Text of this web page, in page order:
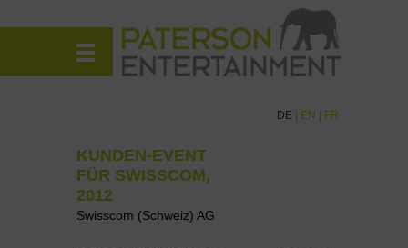
DE EN FR
KUNDEN-EVENT
FÜR SWISSCOM,
2012
Swisscom (Schweiz) AG